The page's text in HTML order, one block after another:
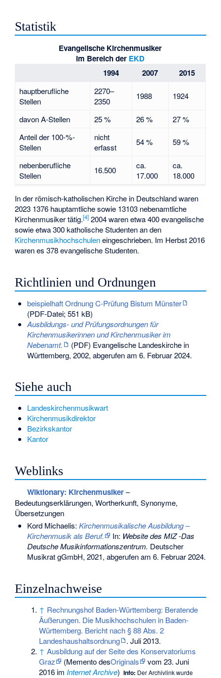
Statistik
Evangelische Kirchenmusiker
im Bereich der EKD
1994
2007 2015
hauptberufliche
Stellen
2270–
2350
1988 1924
davon A-Stellen 25 % 26 %
27 %
Anteil der 100-%-
Stellen
nicht
erfasst
54 % 59 %
nebenberufliche
Stellen
16.500
ca.
17.000
ca.
18.000
In der römisch-katholischen Kirche in Deutschland waren
2023 1376 hauptamtliche sowie 13103 nebenamtliche
Kirchenmusiker tätig.[4] 2004 waren etwa 400 evangelische
sowie etwa 300 katholische Studenten an den
Kirchenmusikhochschuleneingeschrieben. Im Herbst 2016
waren es 378 evangelische Studenten.
Richtlinien und Ordnungen
beispielhaft Ordnung C-Prüfung Bistum Münster
(PDF-Datei; 551 kB)
Ausbildungs- und Prüfungsordnungen für
Kirchenmusikerinnen und Kirchenmusiker im
Nebenamt.
(PDF) Evangelische Landeskirche in
Württemberg, 2002, abgerufen am 6. Februar 2024.
Siehe auch
Landeskirchenmusikwart
Kirchenmusikdirektor
Bezirkskantor
Kantor
Weblinks
Wiktionary: Kirchenmusiker–
Bedeutungserklärungen, Wortherkunft, Synonyme,
Übersetzungen
Kord Michaelis: Kirchenmusikalische Ausbildung –
Kirchenmusik als Beruf.
In: Website des MIZ -Das
Deutsche Musikinformationszentrum. Deutscher
Musikrat gGmbH, 2021, abgerufen am 6. Februar 2024.
Einzelnachweise
↑ Rechnungshof Baden-Württemberg: Beratende
Äußerungen. Die Musikhochschulen in Baden-
Württemberg. Bericht nach § 88 Abs. 2
Landeshaushaltsordnung
. Juli 2013.
↑ Ausbildung auf der Seite des Konservatoriums
Graz
(MementodesOriginals
vom 23. Juni
2016 im Internet Archive) Info: Der Archivlink wurde